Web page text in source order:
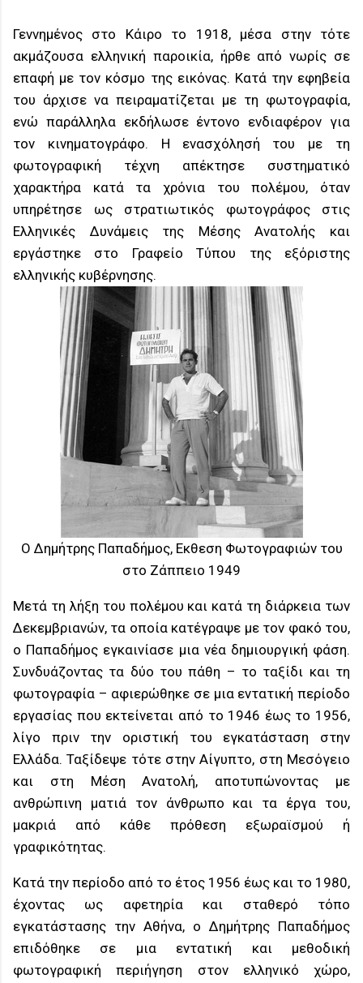
Γεννημένος στο Κάιρο το 1918, μέσα στην τότε
ακμάζουσα ελληνική παροικία, ήρθε από νωρίς σε
επαφή με τον κόσμο της εικόνας. Κατά την εφηβεία
του άρχισε να πειραματίζεται με τη φωτογραφία,
ενώ παράλληλα εκδήλωσε έντονο ενδιαφέρον για
τον κινηματογράφο. Η ενασχόλησή του με τη
φωτογραφική τέχνη απέκτησε συστηματικό
χαρακτήρα κατά τα χρόνια του πολέμου, όταν
υπηρέτησε ως στρατιωτικός φωτογράφος στις
Ελληνικές Δυνάμεις της Μέσης Ανατολής και
εργάστηκε στο Γραφείο Τύπου της εξόριστης
ελληνικής κυβέρνησης.
Ο Δημήτρης Παπαδήμος, Εκθεση Φωτογραφιών του
στο Ζάππειο 1949
Μετά τη λήξη του πολέμου και κατά τη διάρκεια των
Δεκεμβριανών, τα οποία κατέγραψε με τον φακό του,
ο Παπαδήμος εγκαινίασε μια νέα δημιουργική φάση.
Συνδυάζοντας τα δύο του πάθη – το ταξίδι και τη
φωτογραφία – αφιερώθηκε σε μια εντατική περίοδο
εργασίας που εκτείνεται από το 1946 έως το 1956,
λίγο πριν την οριστική του εγκατάσταση στην
Ελλάδα. Ταξίδεψε τότε στην Αίγυπτο, στη Μεσόγειο
και στη Μέση Ανατολή, αποτυπώνοντας με
ανθρώπινη ματιά τον άνθρωπο και τα έργα του,
μακριά από κάθε πρόθεση εξωραϊσμού ή
γραφικότητας.
Κατά την περίοδο από το έτος 1956 έως και το 1980,
έχοντας ως αφετηρία και σταθερό τόπο
εγκατάστασης την Αθήνα, ο Δημήτρης Παπαδήμος
επιδόθηκε σε μια εντατική και μεθοδική
φωτογραφική περιήγηση στον ελληνικό χώρο,